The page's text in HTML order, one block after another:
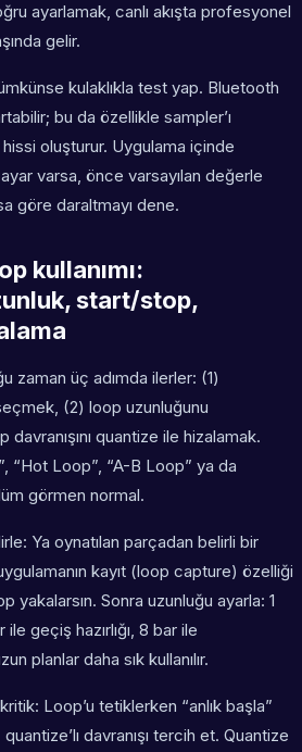
ayarlamak, canlı akışta profesyonel
gelir.
kulaklıkla test yap. Bluetooth
bu da özellikle sampler’ı
oluşturur. Uygulama içinde
varsa, önce varsayılan değerle
göre daraltmayı dene.
kullanımı:
start/stop,
zaman üç adımda ilerler: (1)
(2) loop uzunluğunu
quantize ile hizalamak.
“Hot Loop”, “A-B Loop” ya da
görmen normal.
Ya oynatılan parçadan belirli bir
kayıt (loop capture) özelliği
yakalarsın. Sonra uzunluğu ayarla: 1
geçiş hazırlığı, 8 bar ile
planlar daha sık kullanılır.
Loop’u tetiklerken “anlık başla”
davranışı tercih et. Quantize